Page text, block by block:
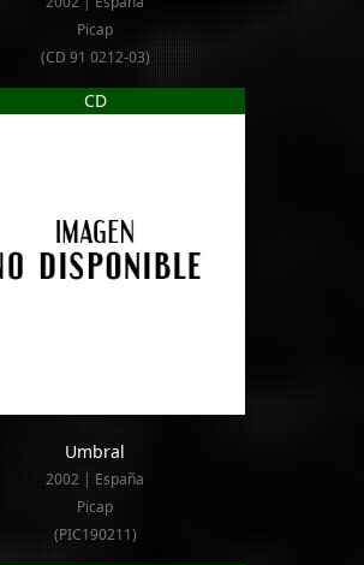
Picap
(CD 91 0212-03)
CD
Umbral
2002 | España
Picap
(PIC190211)